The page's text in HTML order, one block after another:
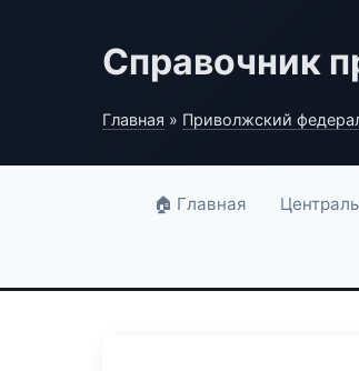
Справочник
Главная » Приволжский
🏠 Главная